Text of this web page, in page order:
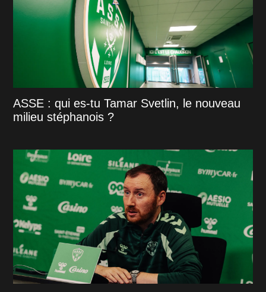
ASSE : qui es-tu Tamar Svetlin, le nouveau
milieu stéphanois ?